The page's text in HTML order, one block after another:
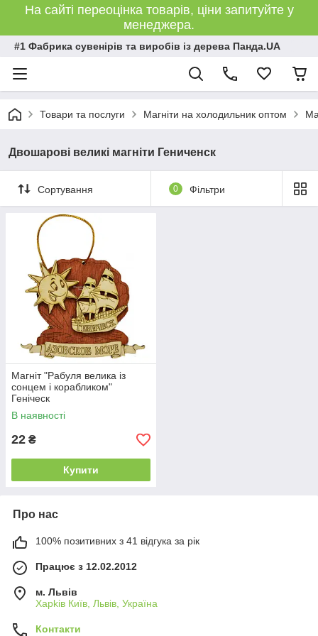
На сайті переоцінка товарів, ціни запитуйте у
менеджера.
#1 Фабрика сувенірів та виробів із дерева Панда.UA
Товари та послуги Магніти на холодильник оптом
Двошарові великі магніти Гениченск
Сортування 0 Фільтри
Магніт "Рабуля велика із
сонцем і корабликом"
Геніческ
В наявності
22 ₴
Купити
Про нас
100% позитивних з 41 відгука за рік
Працює з 12.02.2012
м. Львів
Харkiв Київ, Львів, Україна
Контакти